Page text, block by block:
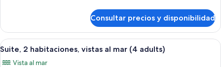
adults
+
3
children)
2
habitaciones,
vistas
mar
Consultar precios y disponibilidad
Abrir
todas
Una habitación de hotel con cama,
7
Suite, 2 habitaciones, vistas al mar (4 adults)
Vista al mar